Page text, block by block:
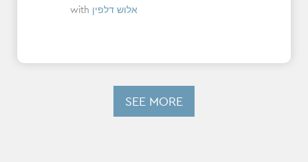
with אלוש דלפין
SEE MORE